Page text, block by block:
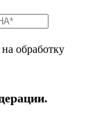
обработку